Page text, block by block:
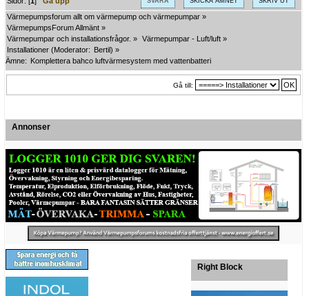
Värmepumpsforum allt om värmepump och värmepumpar »
VärmepumpsForum Allmänt »
Värmepumpar och installationsfrågor. » Värmepumpar - Luft/luft »
Installationer (Moderator: Bertil) »
Ämne:
Komplettera bahco luftvärmesystem med vattenbatteri
Gå till:
Annonser
Right Block